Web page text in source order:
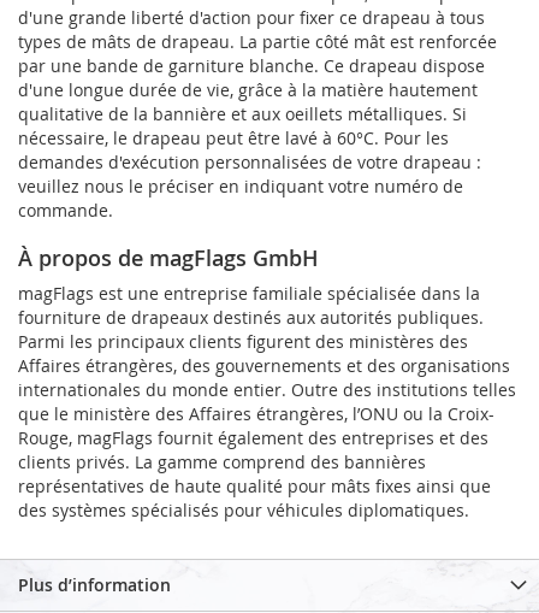
d'une grande liberté d'action pour fixer ce drapeau à tous
types de mâts de drapeau. La partie côté mât est renforcée
par une bande de garniture blanche. Ce drapeau dispose
d'une longue durée de vie, grâce à la matière hautement
qualitative de la bannière et aux oeillets métalliques. Si
nécessaire, le drapeau peut être lavé à 60°C. Pour les
demandes d'exécution personnalisées de votre drapeau :
veuillez nous le préciser en indiquant votre numéro de
commande.
À propos de magFlags GmbH
magFlags est une entreprise familiale spécialisée dans la
fourniture de drapeaux destinés aux autorités publiques.
Parmi les principaux clients figurent des ministères des
Affaires étrangères, des gouvernements et des organisations
internationales du monde entier. Outre des institutions telles
que le ministère des Affaires étrangères, l’ONU ou la Croix-
Rouge, magFlags fournit également des entreprises et des
clients privés. La gamme comprend des bannières
représentatives de haute qualité pour mâts fixes ainsi que
des systèmes spécialisés pour véhicules diplomatiques.
Plus d’information